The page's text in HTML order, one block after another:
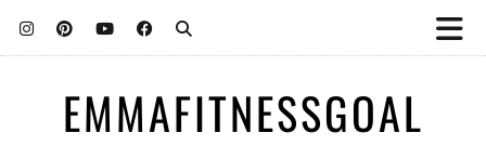
EMMAFITNESSGOAL